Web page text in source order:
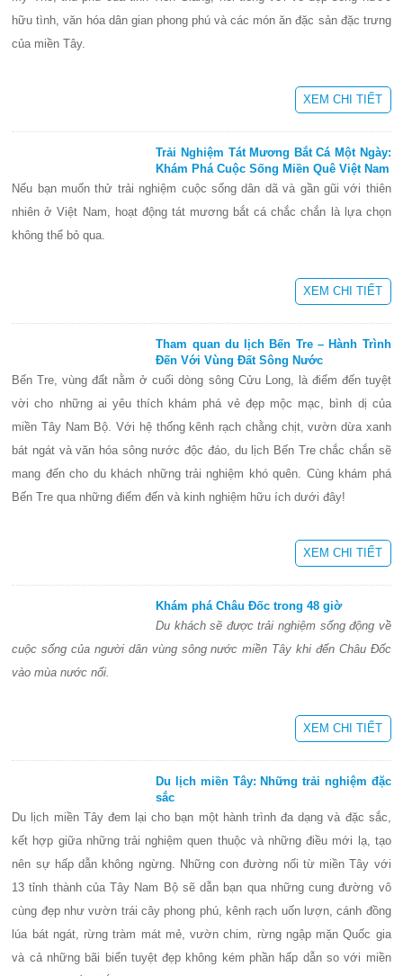
hữu tình, văn hóa dân gian phong phú và các món ăn đặc sản đặc trưng
của miền Tây.
XEM CHI TIẾT
Trải Nghiệm Tát Mương Bắt Cá Một Ngày:
Khám Phá Cuộc Sống Miền Quê Việt Nam
Nếu bạn muốn thử trải nghiệm cuộc sống dân dã và gần gũi với thiên
nhiên ở Việt Nam, hoạt động tát mương bắt cá chắc chắn là lựa chọn
không thể bỏ qua.
XEM CHI TIẾT
Tham quan du lịch Bến Tre – Hành Trình
Đến Với Vùng Đất Sông Nước
Bến Tre, vùng đất nằm ở cuối dòng sông Cửu Long, là điểm đến tuyệt
vời cho những ai yêu thích khám phá vẻ đẹp mộc mạc, bình dị của
miền Tây Nam Bộ. Với hệ thống kênh rạch chằng chịt, vườn dừa xanh
bát ngát và văn hóa sông nước độc đáo, du lịch Bến Tre chắc chắn sẽ
mang đến cho du khách những trải nghiệm khó quên. Cùng khám phá
Bến Tre qua những điểm đến và kinh nghiệm hữu ích dưới đây!
XEM CHI TIẾT
Khám phá Châu Đốc trong 48 giờ
Du khách sẽ được trải nghiệm sống động về
cuộc sống của người dân vùng sông nước miền Tây khi đến Châu Đốc
vào mùa nước nổi.
XEM CHI TIẾT
Du lịch miền Tây: Những trải nghiệm đặc
sắc
Du lịch miền Tây đem lại cho bạn một hành trình đa dạng và đặc sắc,
kết hợp giữa những trải nghiệm quen thuộc và những điều mới lạ, tạo
nên sự hấp dẫn không ngừng. Những con đường nối từ miền Tây với
13 tỉnh thành của Tây Nam Bộ sẽ dẫn bạn qua những cung đường vô
cùng đẹp như vườn trái cây phong phú, kênh rạch uốn lượn, cánh đồng
lúa bát ngát, rừng tràm mát mẻ, vườn chim, rừng ngập mặn Quốc gia
và cả những bãi biển tuyệt đẹp không kém phần hấp dẫn so với miền